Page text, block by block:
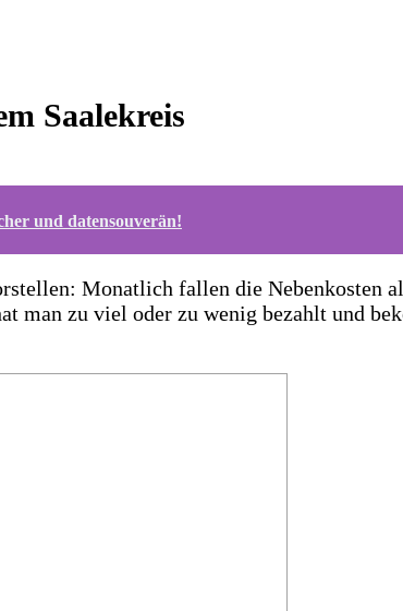
Saalekreis
und datensouverän!
Monatlich fallen die Nebenkosten
man zu viel oder zu wenig bezahlt und